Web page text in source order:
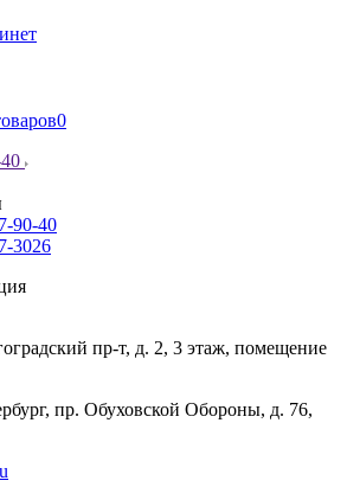
0
90-40
3026
пр-т, д. 2, 3 этаж, помещение
пр. Обуховской Обороны, д. 76,